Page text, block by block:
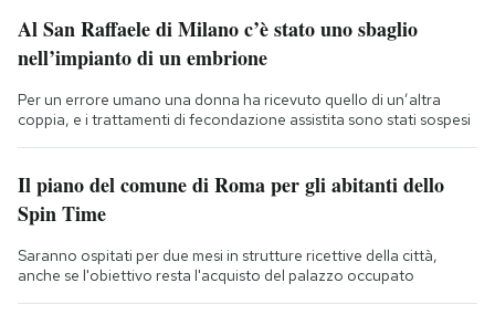
Al San Raffaele di Milano c’è stato uno sbaglio
nell’impianto di un embrione
Per un errore umano una donna ha ricevuto quello di un’altra
coppia, e i trattamenti di fecondazione assistita sono stati sospesi
Il piano del comune di Roma per gli abitanti dello
Spin Time
Saranno ospitati per due mesi in strutture ricettive della città,
anche se l'obiettivo resta l'acquisto del palazzo occupato